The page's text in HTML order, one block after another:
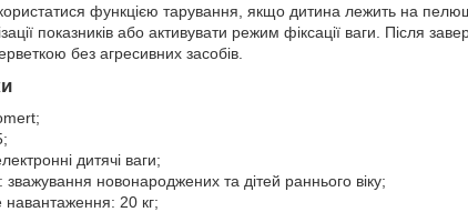
функцією тарування, якщо дитина лежить на
показників або активувати режим фіксації ваги. Після
без агресивних засобів.
дитячі ваги;
новонароджених та дітей раннього віку;
20 кг;